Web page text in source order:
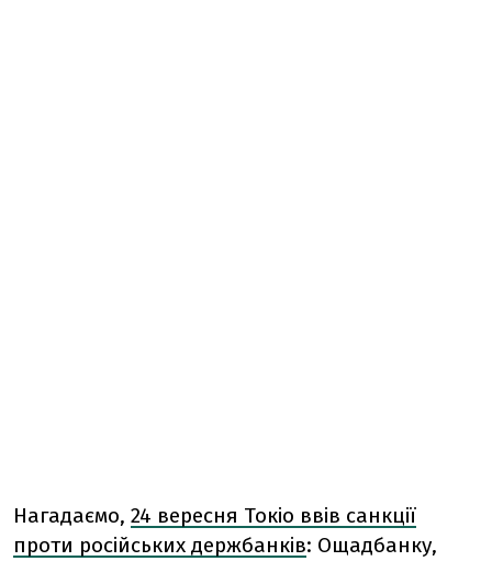
Нагадаємо, 24 вересня Токіо ввів санкції
проти російських держбанків: Ощадбанку,